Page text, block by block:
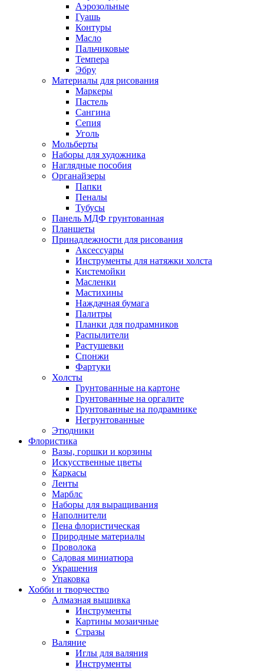
Аэрозольные
Гуашь
Контуры
Масло
Пальчиковые
Темпера
Эбру
Материалы для рисования
Маркеры
Пастель
Сангина
Сепия
Уголь
Мольберты
Наборы для художника
Наглядные пособия
Органайзеры
Папки
Пеналы
Тубусы
Панель МДФ грунтованная
Планшеты
Принадлежности для рисования
Аксессуары
Инструменты для натяжки холста
Кистемойки
Масленки
Мастихины
Наждачная бумага
Палитры
Планки для подрамников
Распылители
Растушевки
Спонжи
Фартуки
Холсты
Грунтованные на картоне
Грунтованные на оргалите
Грунтованные на подрамнике
Негрунтованные
Этюдники
Флористика
Вазы, горшки и корзины
Искусственные цветы
Каркасы
Ленты
Марблс
Наборы для выращивания
Наполнители
Пена флористическая
Природные материалы
Проволока
Садовая миниатюра
Украшения
Упаковка
Хобби и творчество
Алмазная вышивка
Инструменты
Картины мозаичные
Стразы
Валяние
Иглы для валяния
Инструменты